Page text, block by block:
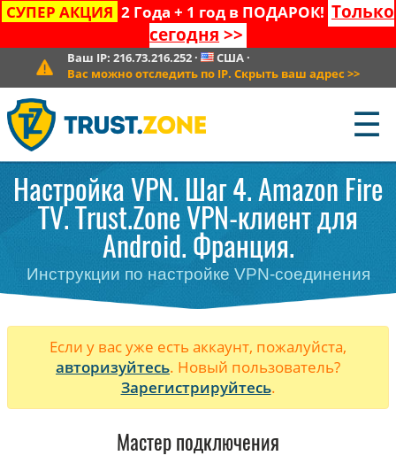
СУПЕР АКЦИЯ 2 Года + 1 год в ПОДАРОК! Только
сегодня >>
Ваш IP: 216.73.216.252· США·
Вас можно отследить по IP. Скрыть ваш адрес >>
☰
Настройка VPN. Шаг 4. Amazon Fire
TV. Trust.Zone VPN-клиент для
Android. Франция.
Инструкции по настройке VPN-соединения
Если у вас уже есть аккаунт, пожалуйста,
авторизуйтесь. Новый пользователь?
Зарегистрируйтесь.
Мастер подключения